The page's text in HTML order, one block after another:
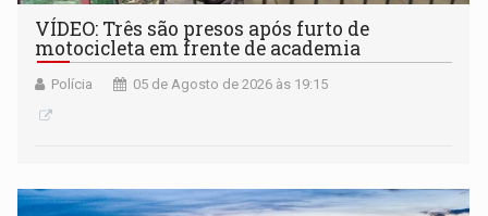
VÍDEO: Três são presos após furto de
motocicleta em frente de academia
Polícia 05 de Agosto de 2026 às 19:15